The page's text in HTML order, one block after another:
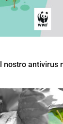
nostro antivirus